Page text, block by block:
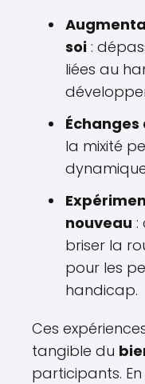
soi :
liées au
Échanges
la mixité
nouveau :
briser la
pour les
handicap.
Ces
tangible du
participants.